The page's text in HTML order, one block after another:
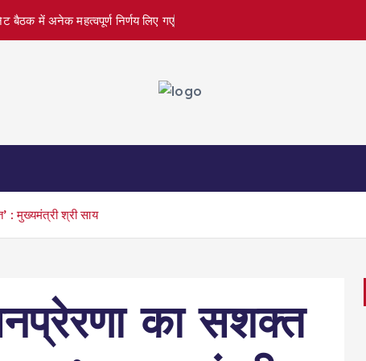
बैठक में अनेक महत्वपूर्ण निर्णय लिए गए
: मुख्यमंत्री श्री साय
का सशक्त